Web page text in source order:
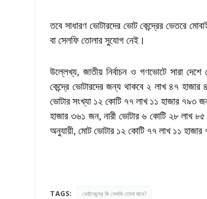
তবে সাধারণ ভোটারদের ভোট কেন্দ্রের ভেতরে
বা সেলফি তোলার সুযোগ নেই।
উল্লেখ্য, জাতীয় নির্বাচন ও গণভোটে সারা
কেন্দ্রে ভোটারদের জন্য থাকবে ২ লাখ ৪৭
ভোটার সংখ্যা ১২ কোটি ৭৭ লাখ ১১ হাজার ৭৯৩
হাজার ৩৬১ জন, নারী ভোটার ৬ কোটি ২৮ লাখ
অনুযায়ী, মোট ভোটার ১২ কোটি ৭৭ লাখ ১১
TAGS: ভোটকেন্দ্রে কি সেলফি তোলা যাবে?